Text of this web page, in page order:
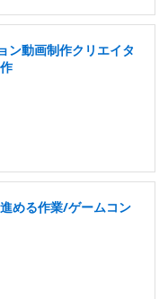
ン動画制作クリエイタ
める作業/ゲームコン